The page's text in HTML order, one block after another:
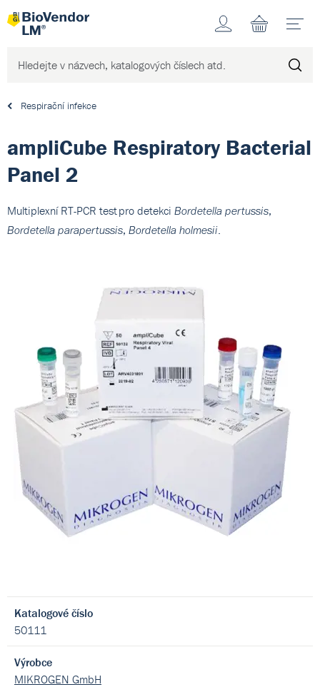
Účet
Respirační infekce
ampliCube Respiratory Bacterial
Panel 2
Multiplexní RT-PCR test pro detekci Bordetella pertussis,
Bordetella parapertussis, Bordetella holmesii.
Katalogové číslo
50111
Výrobce
MIKROGEN GmbH